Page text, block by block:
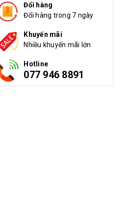
Đổi hàng
Đổi hàng trong 7 ngày
Khuyến mãi
Nhiều khuyến mãi lớn
Hotline
077 946 8891